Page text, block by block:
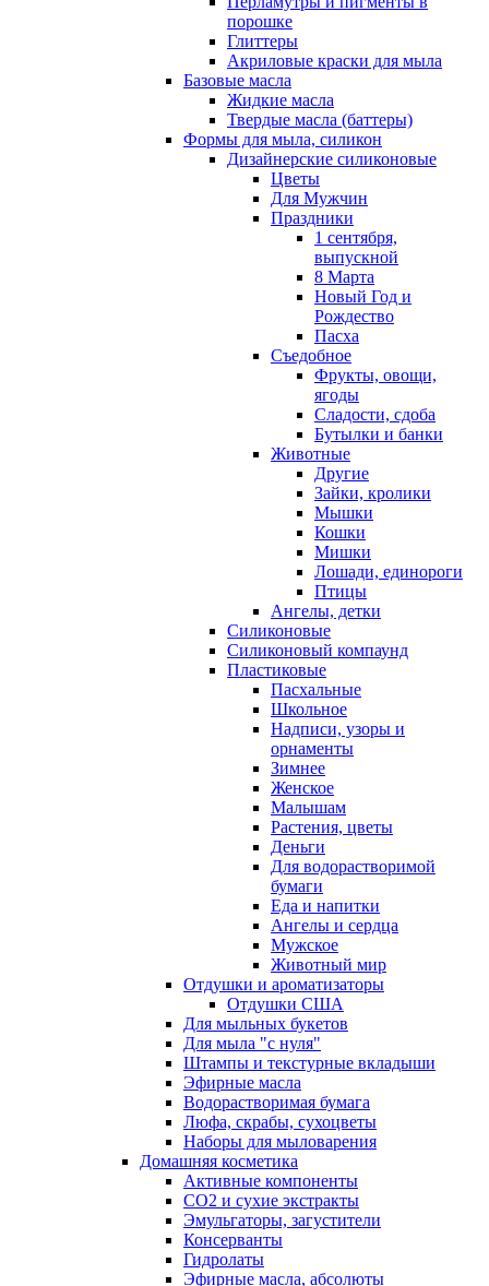
порошке
Глиттеры
Акриловые краски для мыла
Базовые масла
Жидкие масла
Твердые масла (баттеры)
Формы для мыла, силикон
Дизайнерские силиконовые
Цветы
Для Мужчин
Праздники
1 сентября,
выпускной
8 Марта
Новый Год и
Рождество
Пасха
Съедобное
Фрукты, овощи,
ягоды
Сладости, сдоба
Бутылки и банки
Животные
Другие
Зайки, кролики
Мышки
Кошки
Мишки
Лошади, единороги
Птицы
Ангелы, детки
Силиконовые
Силиконовый компаунд
Пластиковые
Пасхальные
Школьное
Надписи, узоры и
орнаменты
Зимнее
Женское
Малышам
Растения, цветы
Деньги
Для водорастворимой
бумаги
Еда и напитки
Ангелы и сердца
Мужское
Животный мир
Отдушки и ароматизаторы
Отдушки США
Для мыльных букетов
Для мыла "с нуля"
Штампы и текстурные вкладыши
Эфирные масла
Водорастворимая бумага
Люфа, скрабы, сухоцветы
Наборы для мыловарения
Домашняя косметика
Активные компоненты
СО2 и сухие экстракты
Эмульгаторы, загустители
Консерванты
Гидролаты
Эфирные масла, абсолюты